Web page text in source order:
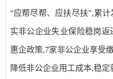
“应帮尽帮、应扶尽扶”,累
实非公企业失业保险稳岗
惠企政策,7家非公企业享受
降低非公企业用工成本,稳定